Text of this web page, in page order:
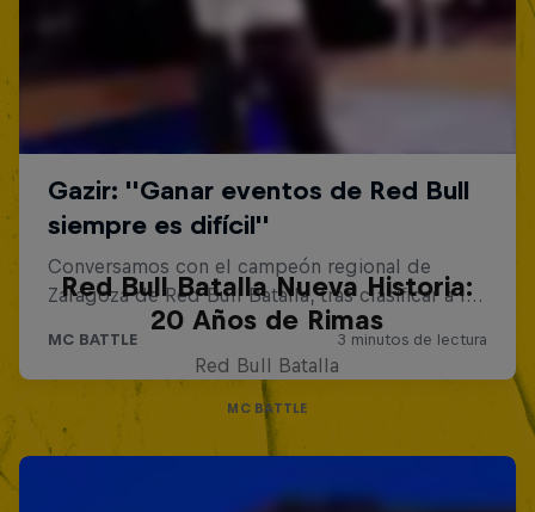
Red Bull Batalla Nueva Historia:
20 Años de Rimas
Red Bull Batalla
MC BATTLE